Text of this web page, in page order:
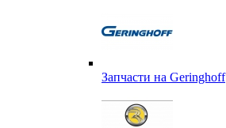
Запчасти на Geringhoff